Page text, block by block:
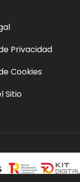
Privacidad
Cookies
Sitio